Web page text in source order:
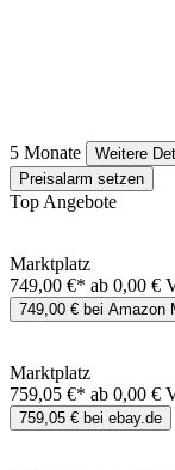
5 Monate
Weitere
Preisalarm setzen
Top Angebote
Marktplatz
749,00 €* ab 0,00 €
749,00 € bei Amazon
Marktplatz
759,05 €* ab 0,00 €
759,05 € bei ebay.de